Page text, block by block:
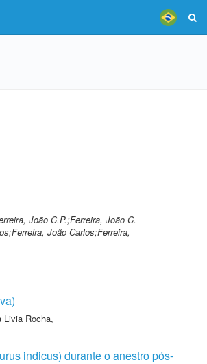
João C.P.;Ferreira, João C.
João Carlos;Ferreira,
Livia Rocha,
indicus) durante o anestro pós-